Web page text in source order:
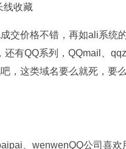
收藏
价格不错，再如ali系统
有QQ系列，QQmail、
，这类域名要么就死，要
、wenwenQQ公司喜欢